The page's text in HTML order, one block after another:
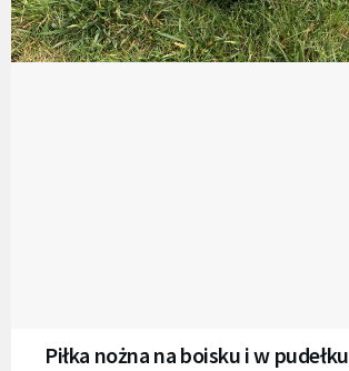
Piłka nożna na boisku i w pudełku